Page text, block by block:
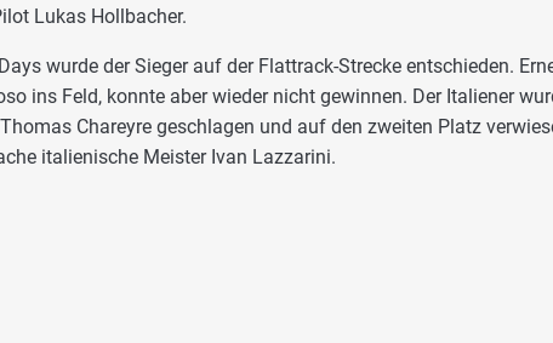
Lukas Hollbacher.
wurde der Sieger auf der Flattrack-Strecke entschieden.
ins Feld, konnte aber wieder nicht gewinnen. Der Italiener
Chareyre geschlagen und auf den zweiten Platz
italienische Meister Ivan Lazzarini.